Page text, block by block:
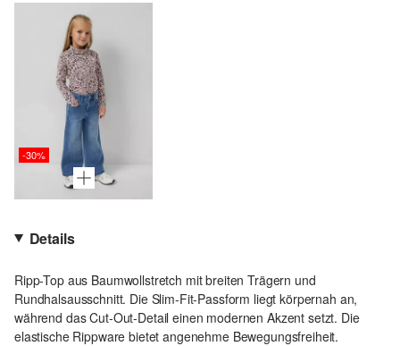
-30%
Details
Ripp-Top aus Baumwollstretch mit breiten Trägern und
Rundhalsausschnitt. Die Slim-Fit-Passform liegt körpernah an,
während das Cut-Out-Detail einen modernen Akzent setzt. Die
elastische Rippware bietet angenehme Bewegungsfreiheit.